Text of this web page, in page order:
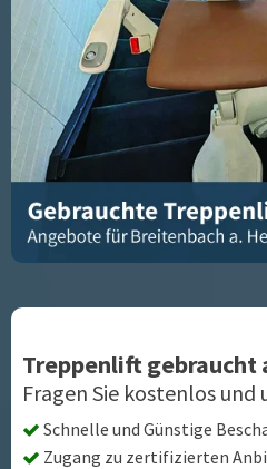
Treppenlift gebraucht
Fragen Sie kostenlos und
Schnelle und Günstige
Zugang zu zertifizierten